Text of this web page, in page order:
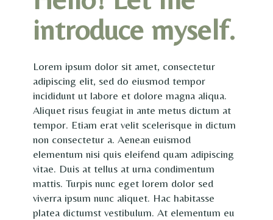
introduce myself.
Lorem ipsum dolor sit amet, consectetur
adipiscing elit, sed do eiusmod tempor
incididunt ut labore et dolore magna aliqua.
Aliquet risus feugiat in ante metus dictum at
tempor. Etiam erat velit scelerisque in dictum
non consectetur a. Aenean euismod
elementum nisi quis eleifend quam adipiscing
vitae. Duis at tellus at urna condimentum
mattis. Turpis nunc eget lorem dolor sed
viverra ipsum nunc aliquet. Hac habitasse
platea dictumst vestibulum. At elementum eu